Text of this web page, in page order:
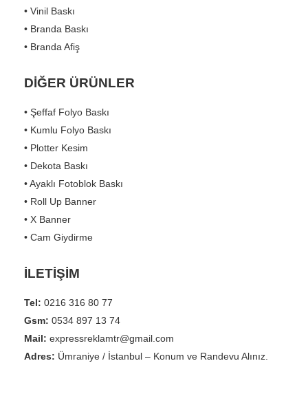
• Vinil Baskı
• Branda Baskı
• Branda Afiş
DİĞER ÜRÜNLER
• Şeffaf Folyo Baskı
• Kumlu Folyo Baskı
• Plotter Kesim
• Dekota Baskı
• Ayaklı Fotoblok Baskı
• Roll Up Banner
• X Banner
• Cam Giydirme
İLETİŞİM
Tel: 0216 316 80 77
Gsm: 0534 897 13 74
Mail: expressreklamtr@gmail.com
Adres: Ümraniye / İstanbul – Konum ve Randevu Alınız.